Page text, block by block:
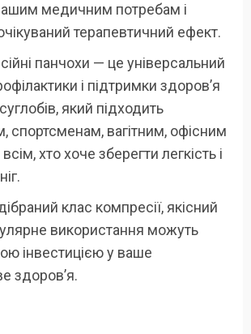
медичним потребам і
терапевтичний ефект.
панчохи — це універсальний
і підтримки здоров’я
який підходить
спортсменам, вагітним, офісним
хто хоче зберегти легкість і
клас компресії, якісний
використання можуть
інвестицією у ваше
здоров’я.